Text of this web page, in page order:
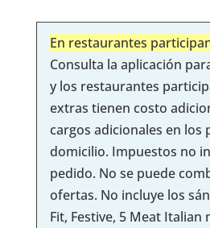
En restaurantes
Consulta la aplicación
y los restaurantes
extras tienen costo
cargos adicionales en los
domicilio. Impuestos no
pedido. No se puede
ofertas. No incluye los
Fit, Festive, 5 Meat Italian